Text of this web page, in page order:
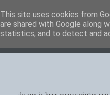
This site uses cookies from
are shared with Google along
statistics, and to detect and